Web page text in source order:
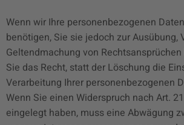
Wenn wir Ihre personenbezogenen
benötigen, Sie sie jedoch zur Ausübung,
Geltendmachung von
Sie das Recht, statt der Löschung die
Verarbeitung Ihrer personenbezogenen
Wenn Sie einen Widerspruch nach Art.
eingelegt haben, muss eine Abwägung